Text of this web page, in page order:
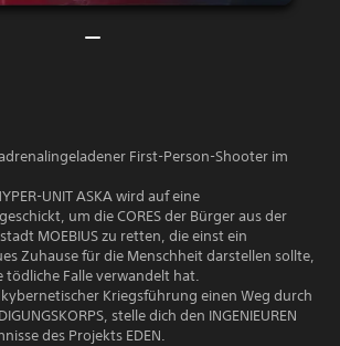
adrenalingeladener First-Person-Shooter im
UNIT ASKA wird auf eine
um die CORES der Bürger aus der
MOEBIUS zu retten, die einst ein
Zuhause für die Menschheit darstellen sollte,
tödliche Falle verwandelt hat.
Kriegsführung einen Weg durch
stelle dich den INGENIEUREN
des Projekts EDEN.